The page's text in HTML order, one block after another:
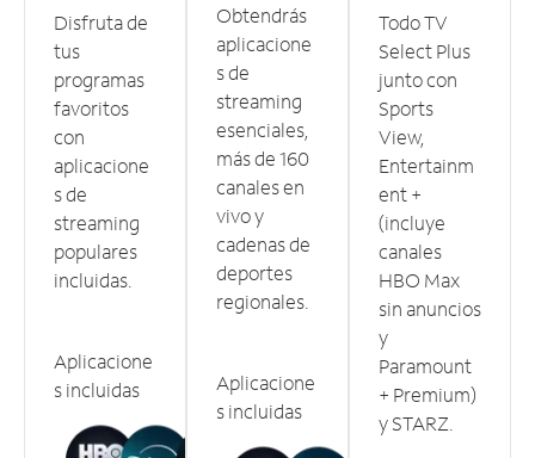
Disfruta de
tus
programas
favoritos
con
aplicacione
s de
streaming
populares
incluidas.
Aplicacione
s incluidas
Obtendrás
aplicacione
s de
streaming
esenciales,
más de 160
canales en
vivo y
cadenas de
deportes
regionales.
Aplicacione
s incluidas
Todo TV
Select Plus
junto con
Sports
View,
Entertainm
ent +
(incluye
canales
HBO Max
sin anuncios
y
Paramount
+ Premium)
y STARZ.